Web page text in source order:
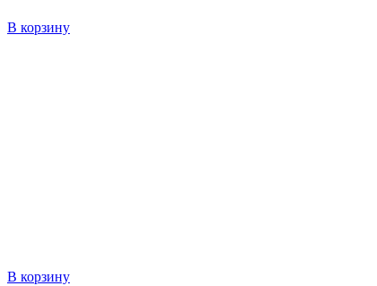
В корзину
В корзину